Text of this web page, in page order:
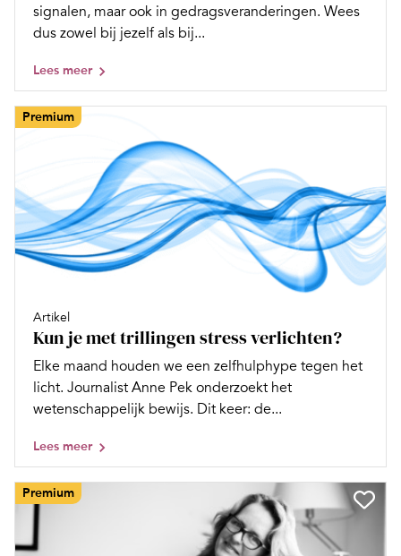
signalen, maar ook in gedragsveranderingen. Wees
dus zowel bij jezelf als bij...
Lees meer
Premium
Artikel
Kun je met trillingen stress verlichten?
Elke maand houden we een zelfhulphype tegen het
licht. Journalist Anne Pek onderzoekt het
wetenschappelijk bewijs. Dit keer: de...
Lees meer
Premium